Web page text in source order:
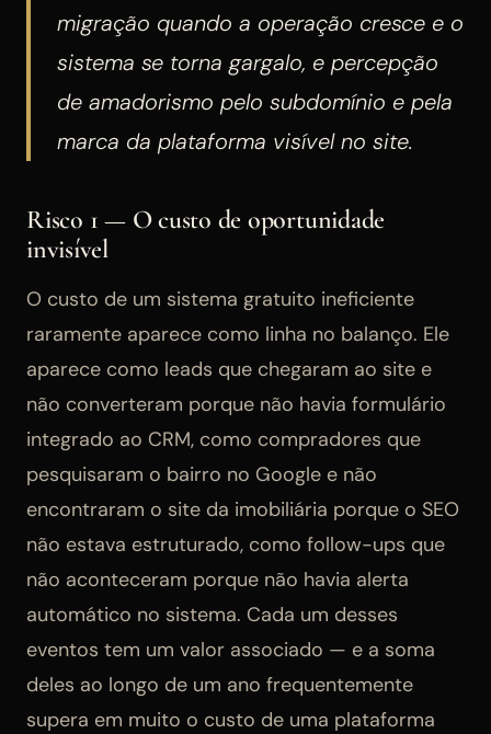
migração quando a operação cresce e o
sistema se torna gargalo, e percepção
de amadorismo pelo subdomínio e pela
marca da plataforma visível no site.
Risco 1 — O custo de oportunidade
invisível
O custo de um sistema gratuito ineficiente
raramente aparece como linha no balanço. Ele
aparece como leads que chegaram ao site e
não converteram porque não havia formulário
integrado ao CRM, como compradores que
pesquisaram o bairro no Google e não
encontraram o site da imobiliária porque o SEO
não estava estruturado, como follow-ups que
não aconteceram porque não havia alerta
automático no sistema. Cada um desses
eventos tem um valor associado — e a soma
deles ao longo de um ano frequentemente
supera em muito o custo de uma plataforma